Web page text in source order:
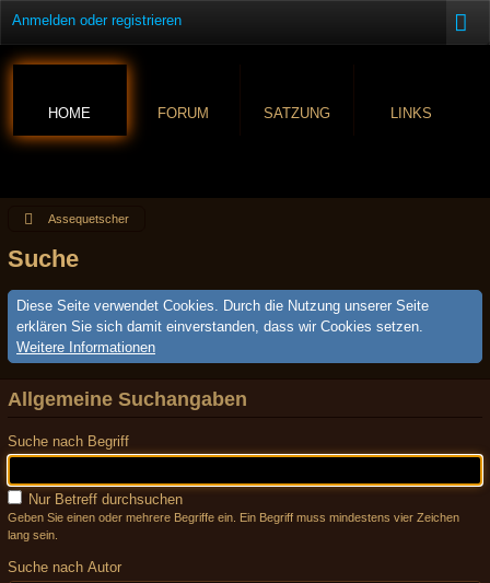
Anmelden oder registrieren
HOME FORUM SATZUNG LINKS
Assequetscher
Suche
Diese Seite verwendet Cookies. Durch die Nutzung unserer Seite
erklären Sie sich damit einverstanden, dass wir Cookies setzen.
Weitere Informationen
Allgemeine Suchangaben
Suche nach Begriff
Nur Betreff durchsuchen
Geben Sie einen oder mehrere Begriffe ein. Ein Begriff muss mindestens vier Zeichen
lang sein.
Suche nach Autor